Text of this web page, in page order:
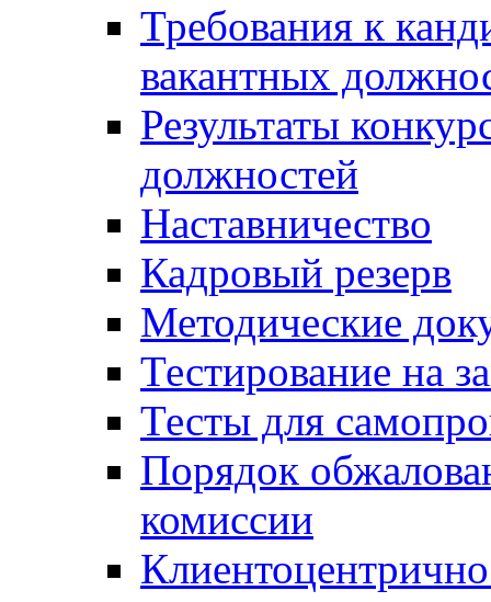
Требования к
вакантных
Результаты
должностей
Наставничество
Кадровый резерв
Методические
Тестирование на
Тесты для
Порядок
комиссии